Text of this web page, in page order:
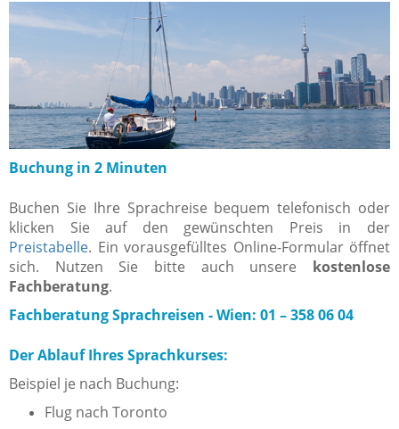
Buchung in 2 Minuten
Buchen Sie Ihre Sprachreise bequem telefonisch oder
klicken Sie auf den gewünschten Preis in der
Preistabelle. Ein vorausgefülltes Online-Formular öffnet
sich. Nutzen Sie bitte auch unsere kostenlose
Fachberatung.
Fachberatung Sprachreisen -Wien: 01 – 358 06 04
Der Ablauf Ihres Sprachkurses:
Beispiel je nach Buchung:
Flug nach Toronto